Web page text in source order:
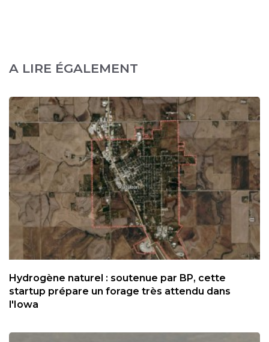
A LIRE ÉGALEMENT
Hydrogène naturel : soutenue par BP, cette
startup prépare un forage très attendu dans
l'Iowa